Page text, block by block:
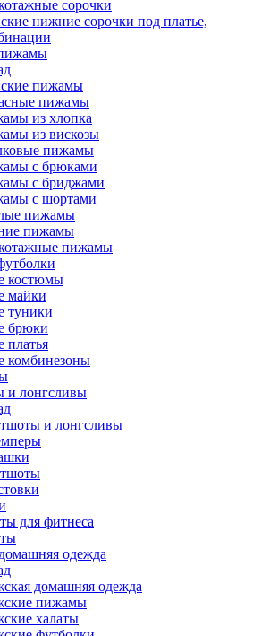
сорочки
нижние сорочки под платье,
пижамы
пижамы
из хлопка
из вискозы
пижамы
с брюками
с бриджами
с шортами
пижамы
пижамы
пижамы
костюмы
майки
туники
брюки
платья
комбинезоны
и лонгсливы
и лонгсливы
для фитнеса
одежда
домашняя одежда
пижамы
халаты